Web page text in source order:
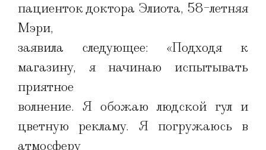
пациенток доктора Элиота, 58-летняя
Мэри,
заявила следующее: «Подходя к
магазину, я начинаю испытывать
приятное
волнение. Я обожаю людской гул и
цветную рекламу. Я погружаюсь в
атмосферу